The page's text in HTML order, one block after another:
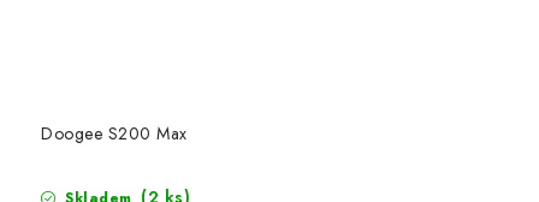
Doogee S200 Max
(2 ks)